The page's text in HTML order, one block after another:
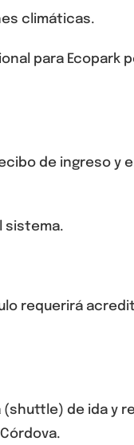
climáticas.
para Ecopark
de ingreso y
sistema.
requerirá
(shuttle) de ida y
.